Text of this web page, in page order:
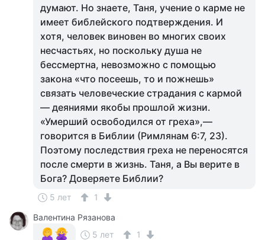
думают. Но знаете, Таня, учение о карме не
имеет библейского подтверждения. И
хотя, человек виновен во многих своих
несчастьях, но поскольку душа не
бессмертна, невозможно с помощью
закона «что посеешь, то и пожнешь»
связать человеческие страдания с кармой
— деяниями якобы прошлой жизни.
«Умерший освободился от греха»,—
говорится в Библии (Римлянам 6:7, 23).
Поэтому последствия греха не переносятся
после смерти в жизнь. Таня, а Вы верите в
Бога? Доверяете Библии?
5 лет
1
Валентина Рязанова
5 лет
1